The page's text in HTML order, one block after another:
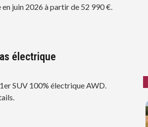
en juin 2026 à partir de 52 990 €.
électrique
SUV 100% électrique AWD.